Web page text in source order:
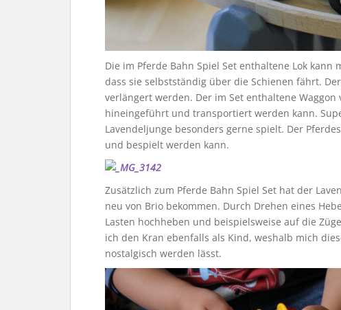
Die im Pferde Bahn Spiel Set enthaltene Lok
dass sie selbstständig über die Schienen fährt.
verlängert werden. Der im Set enthaltene
hineingeführt und transportiert werden kann.
Lavendeljunge besonders gerne spielt. Der
und bespielt werden kann.
Zusätzlich zum Pferde Bahn Spiel Set hat der
neu von Brio bekommen. Durch Drehen eines
Lasten hochheben und beispielsweise auf die
ich den Kran ebenfalls als Kind, weshalb mich
nostalgisch werden lässt.